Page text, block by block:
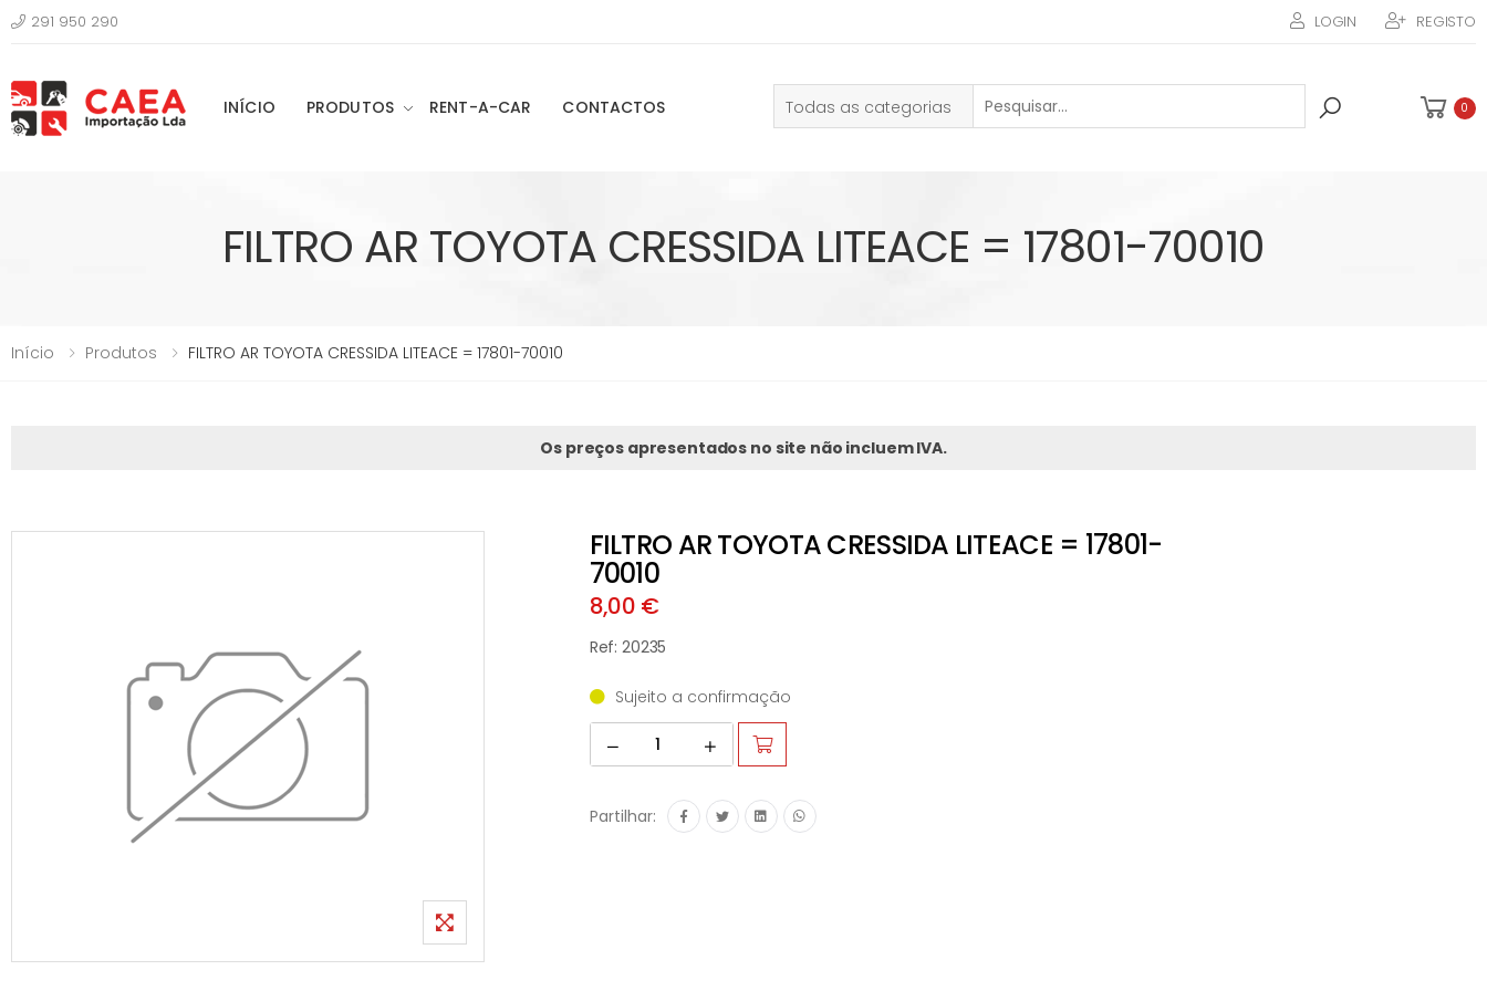
291 950 290 LOGIN REGISTO
INÍCIO PRODUTOS RENT-A-CAR CONTACTOS 0
Todas as categorias
FILTRO AR TOYOTA CRESSIDA LITEACE = 17801-70010
Início Produtos FILTRO AR TOYOTA CRESSIDA LITEACE = 17801-70010
Os preços apresentados no site não incluem IVA.
FILTRO AR TOYOTA CRESSIDA LITEACE = 17801-
70010
8,00 €
Ref: 20235
Sujeito a confirmação
Partilhar: